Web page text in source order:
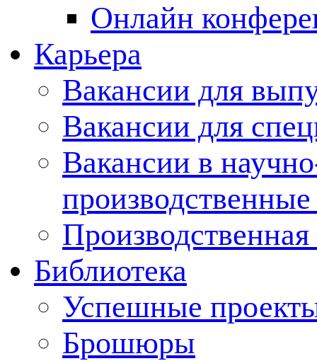
Онлайн
Карьера
Вакансии для
Вакансии для
Вакансии в
Производственная
Библиотека
Успешные
Брошюры